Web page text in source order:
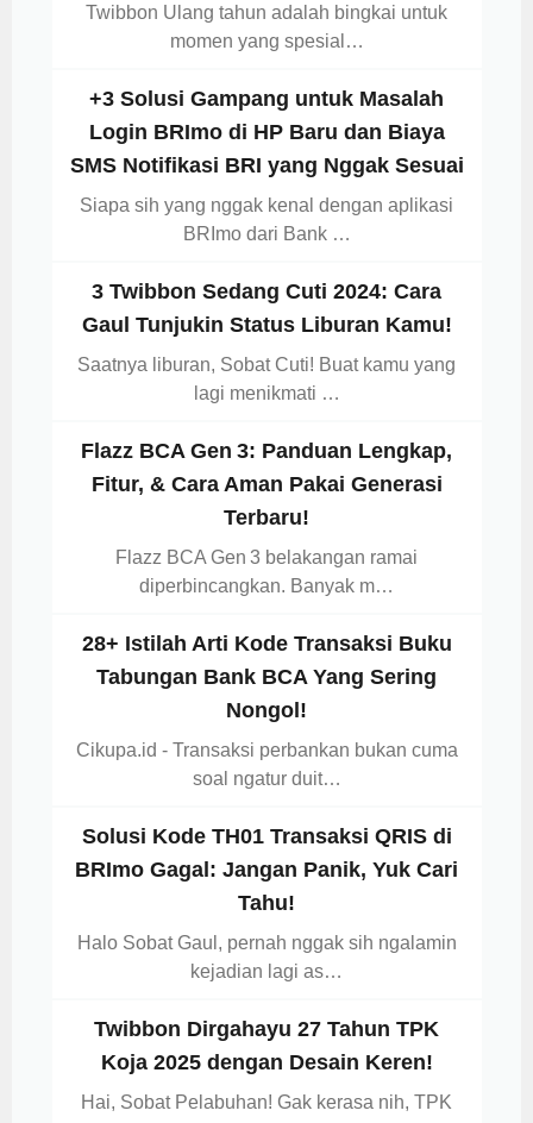
Twibbon Ulang tahun adalah bingkai untuk
momen yang spesial…
+3 Solusi Gampang untuk Masalah
Login BRImo di HP Baru dan Biaya
SMS Notifikasi BRI yang Nggak Sesuai
Siapa sih yang nggak kenal dengan aplikasi
BRImo dari Bank …
3 Twibbon Sedang Cuti 2024: Cara
Gaul Tunjukin Status Liburan Kamu!
Saatnya liburan, Sobat Cuti! Buat kamu yang
lagi menikmati …
Flazz BCA Gen 3: Panduan Lengkap,
Fitur, & Cara Aman Pakai Generasi
Terbaru!
Flazz BCA Gen 3 belakangan ramai
diperbincangkan. Banyak m…
28+ Istilah Arti Kode Transaksi Buku
Tabungan Bank BCA Yang Sering
Nongol!
Cikupa.id - Transaksi perbankan bukan cuma
soal ngatur duit…
Solusi Kode TH01 Transaksi QRIS di
BRImo Gagal: Jangan Panik, Yuk Cari
Tahu!
Halo Sobat Gaul, pernah nggak sih ngalamin
kejadian lagi as…
Twibbon Dirgahayu 27 Tahun TPK
Koja 2025 dengan Desain Keren!
Hai, Sobat Pelabuhan! Gak kerasa nih, TPK